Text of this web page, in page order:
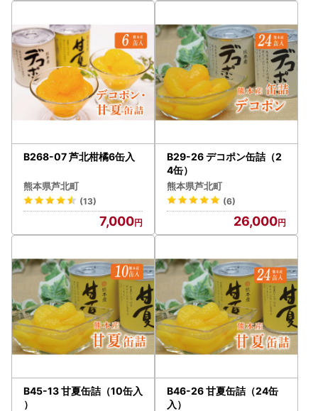
B268-07 芦北柑橘6缶入
熊本県芦北町
(13)
7,000
B29-26 デコポン缶詰（2
4缶）
熊本県芦北町
(6)
26,000
B45-13 甘夏缶詰（10缶入
）
B46-26 甘夏缶詰（24缶
入）